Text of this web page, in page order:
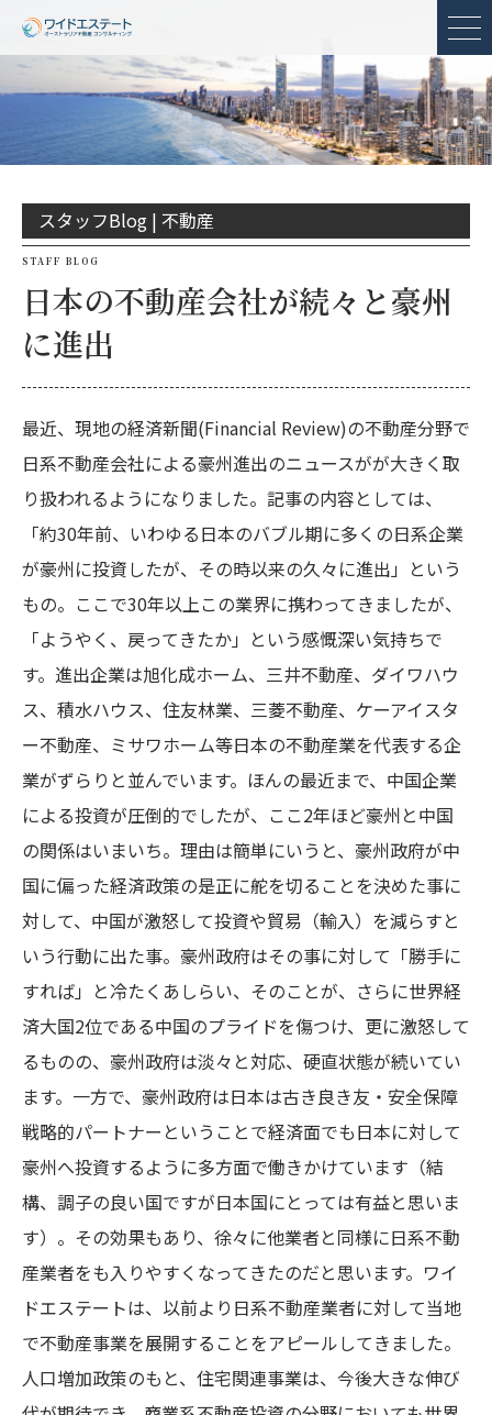
メ
スタッフBlog | 不動産
STAFF BLOG
日本の不動産会社が続々と豪州
に進出
最近、現地の経済新聞(Financial Review)の不動産分野で
日系不動産会社による豪州進出のニュースがが大きく取
り扱われるようになりました。記事の内容としては、
「約30年前、いわゆる日本のバブル期に多くの日系企業
が豪州に投資したが、その時以来の久々に進出」という
もの。ここで30年以上この業界に携わってきましたが、
「ようやく、戻ってきたか」という感慨深い気持ちで
す。進出企業は旭化成ホーム、三井不動産、ダイワハウ
ス、積水ハウス、住友林業、三菱不動産、ケーアイスタ
ー不動産、ミサワホーム等日本の不動産業を代表する企
業がずらりと並んでいます。ほんの最近まで、中国企業
による投資が圧倒的でしたが、ここ2年ほど豪州と中国
の関係はいまいち。理由は簡単にいうと、豪州政府が中
国に偏った経済政策の是正に舵を切ることを決めた事に
対して、中国が激怒して投資や貿易（輸入）を減らすと
いう行動に出た事。豪州政府はその事に対して「勝手に
すれば」と冷たくあしらい、そのことが、さらに世界経
済大国2位である中国のプライドを傷つけ、更に激怒して
るものの、豪州政府は淡々と対応、硬直状態が続いてい
ます。一方で、豪州政府は日本は古き良き友・安全保障
戦略的パートナーということで経済面でも日本に対して
豪州へ投資するように多方面で働きかけています（結
構、調子の良い国ですが日本国にとっては有益と思いま
す）。その効果もあり、徐々に他業者と同様に日系不動
産業者をも入りやすくなってきたのだと思います。ワイ
ドエステートは、以前より日系不動産業者に対して当地
で不動産事業を展開することをアピールしてきました。
人口増加政策のもと、住宅関連事業は、今後大きな伸び